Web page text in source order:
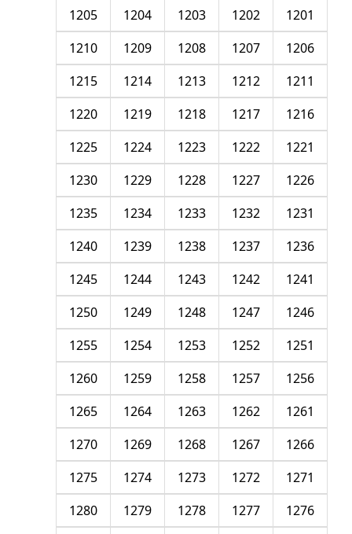
1201
1202
1203
1204
1205
1206
1207
1208
1209
1210
1211
1212
1213
1214
1215
1216
1217
1218
1219
1220
1221
1222
1223
1224
1225
1226
1227
1228
1229
1230
1231
1232
1233
1234
1235
1236
1237
1238
1239
1240
1241
1242
1243
1244
1245
1246
1247
1248
1249
1250
1251
1252
1253
1254
1255
1256
1257
1258
1259
1260
1261
1262
1263
1264
1265
1266
1267
1268
1269
1270
1271
1272
1273
1274
1275
1276
1277
1278
1279
1280